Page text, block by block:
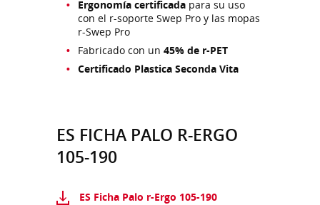
Ergonomía certificada para su uso
con el r-soporte Swep Pro y las mopas
r-Swep Pro
Fabricado con un 45% de r-PET
Certificado Plastica Seconda Vita
ES FICHA PALO R-ERGO
105-190
ES Ficha Palo r-Ergo 105-190